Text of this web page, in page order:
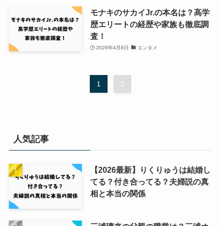
モナキのサカイJr.の本名は？高学
歴エリートの経歴や家族も徹底調
査！
2026年4月8日 エンタメ
1 2
人気記事
【2026最新】りくりゅうは結婚し
てる？付き合ってる？夫婦説の真
相と本当の関係